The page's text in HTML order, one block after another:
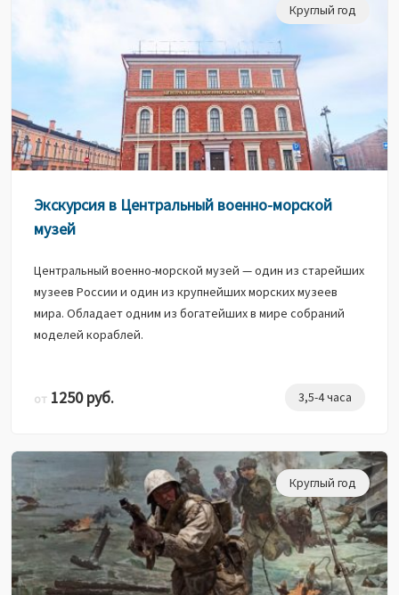
Круглый год
Экскурсия в Центральный военно-морской
музей
Центральный военно-морской музей — один из старейших
музеев России и один из крупнейших морских музеев
мира. Обладает одним из богатейших в мире собраний
моделей кораблей.
от 1250 руб. 3,5-4 часа
Круглый год